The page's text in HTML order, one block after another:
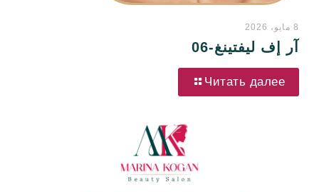
8 مايو، 2026
آر إف ليفتينغ-06
Читать далее